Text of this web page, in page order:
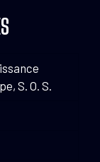
S. O. S.